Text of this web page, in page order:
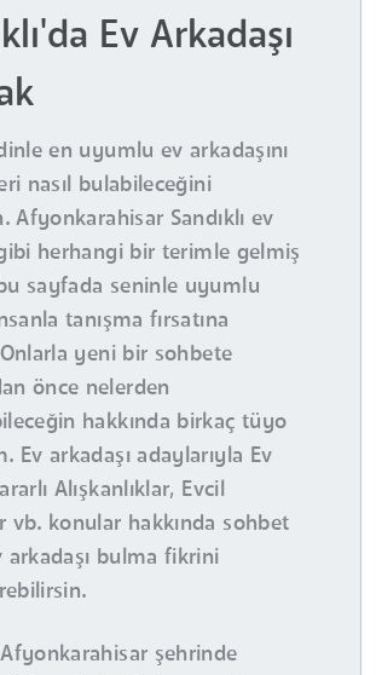
Ev Arkadaşı
en uyumlu ev arkadaşını
nasıl bulabileceğini
Afyonkarahisar Sandıklı ev
herhangi bir terimle gelmiş
sayfada seninle uyumlu
tanışma fırsatına
yeni bir sohbete
önce nelerden
hakkında birkaç tüyo
Ev arkadaşı adaylarıyla Ev
Alışkanlıklar, Evcil
vb. konular hakkında sohbet
arkadaşı bulma fikrini
şehrinde